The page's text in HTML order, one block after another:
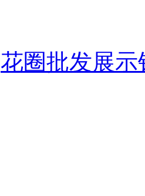
花圈批发展示